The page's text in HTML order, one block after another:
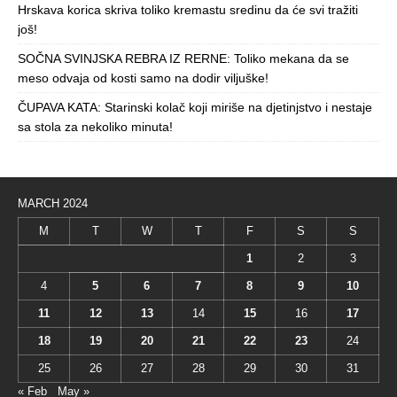
Hrskava korica skriva toliko kremastu sredinu da će svi tražiti
još!
SOČNA SVINJSKA REBRA IZ RERNE: Toliko mekana da se
meso odvaja od kosti samo na dodir viljuške!
ČUPAVA KATA: Starinski kolač koji miriše na djetinjstvo i nestaje
sa stola za nekoliko minuta!
MARCH 2024
M T W T F S S
1 2 3
4 5 6 7 8 9 10
11 12 13 14 15 16 17
18 19 20 21 22 23 24
25 26 27 28 29 30
31
« Feb
May »